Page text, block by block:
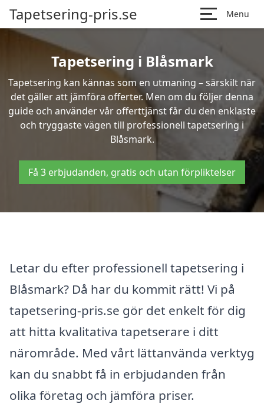
Tapetsering-pris.se Menu
Tapetsering i Blåsmark
Tapetsering kan kännas som en utmaning – särskilt när
det gäller att jämföra offerter. Men om du följer denna
guide och använder vår offerttjänst får du den enklaste
och tryggaste vägen till professionell tapetsering i
Blåsmark.
Få 3 erbjudanden, gratis och utan förpliktelser
Letar du efter professionell tapetsering i
Blåsmark? Då har du kommit rätt! Vi på
tapetsering-pris.se gör det enkelt för dig
att hitta kvalitativa tapetserare i ditt
närområde. Med vårt lättanvända verktyg
kan du snabbt få in erbjudanden från
olika företag och jämföra priser.